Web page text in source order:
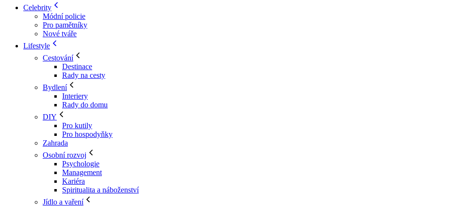
Celebrity
Módní policie
Pro pamětníky
Nové tváře
Lifestyle
Cestování
Destinace
Rady na cesty
Bydlení
Interiery
Rady do domu
DIY
Pro kutily
Pro hospodyňky
Zahrada
Osobní rozvoj
Psychologie
Management
Kariéra
Spiritualita a náboženství
Jídlo a vaření